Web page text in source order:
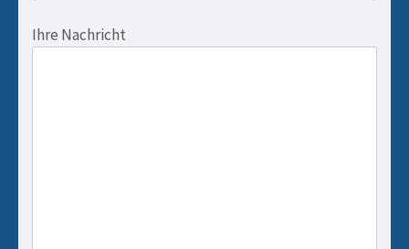
Ihre Nachricht